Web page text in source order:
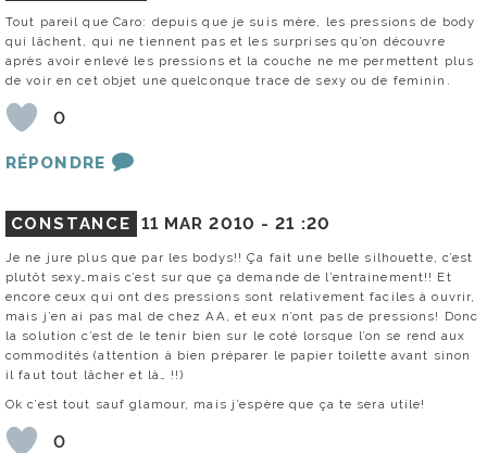
Tout pareil que Caro: depuis que je suis mère, les pressions de body
qui lâchent, qui ne tiennent pas et les surprises qu’on découvre
après avoir enlevé les pressions et la couche ne me permettent plus
de voir en cet objet une quelconque trace de sexy ou de feminin.
0
RÉPONDRE
CONSTANCE 11 MAR 2010 -21 :20
Je ne jure plus que par les bodys!! Ça fait une belle silhouette, c’est
plutôt sexy…mais c’est sur que ça demande de l’entrainement!! Et
encore ceux qui ont des pressions sont relativement faciles à ouvrir,
mais j’en ai pas mal de chez AA, et eux n’ont pas de pressions! Donc
la solution c’est de le tenir bien sur le coté lorsque l’on se rend aux
commodités (attention à bien préparer le papier toilette avant sinon
il faut tout lâcher et là… !!)
Ok c’est tout sauf glamour, mais j’espère que ça te sera utile!
0